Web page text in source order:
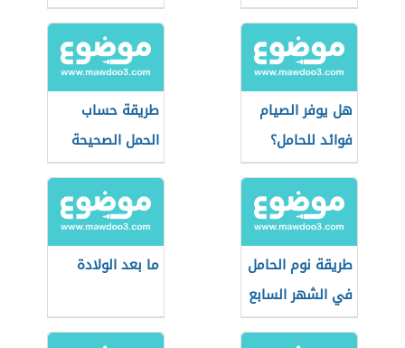
هل يوفر الصيام
فوائد للحامل؟
طريقة حساب
الحمل الصحيحة
طريقة نوم الحامل
في الشهر السابع
ما بعد الولادة